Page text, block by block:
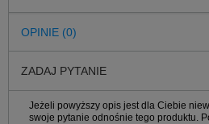
OPINIE (0)
ZADAJ PYTANIE
Jeżeli powyższy opis jest dla Ciebie
swoje pytanie odnośnie tego produktu.